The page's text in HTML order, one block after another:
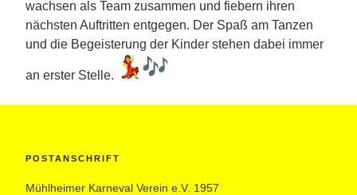
wachsen als Team zusammen und fiebern ihren
nächsten Auftritten entgegen. Der Spaß am Tanzen
und die Begeisterung der Kinder stehen dabei immer
an erster Stelle.
POSTANSCHRIFT
Mühlheimer Karneval Verein e.V. 1957